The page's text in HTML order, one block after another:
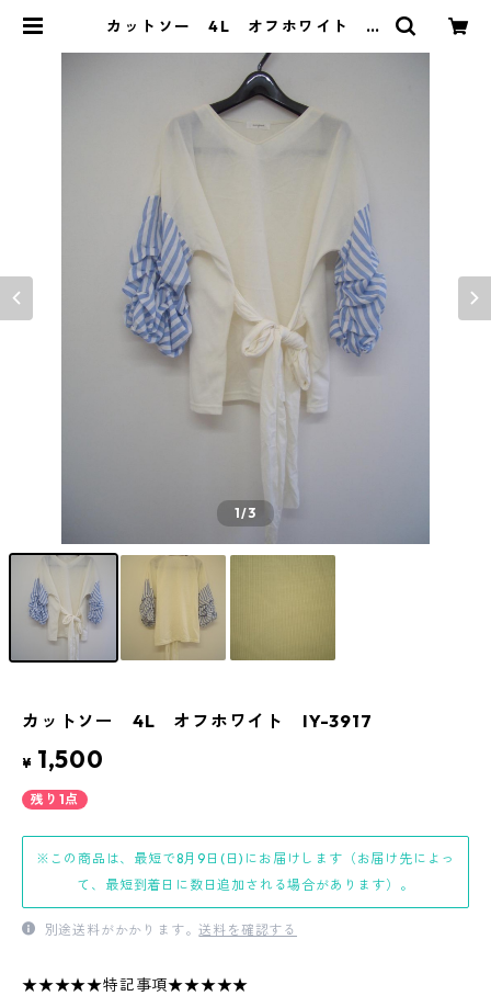
カットソー 4L オフホワイト IY
1/3
カットソー 4L オフホワイト IY-3917
¥ 1,500
残り1点
※この商品は、最短で8月9日(日)にお届けします（お届け先によっ
て、最短到着日に数日追加される場合があります）。
別途送料がかかります。送料を確認する
★★★★★特記事項★★★★★